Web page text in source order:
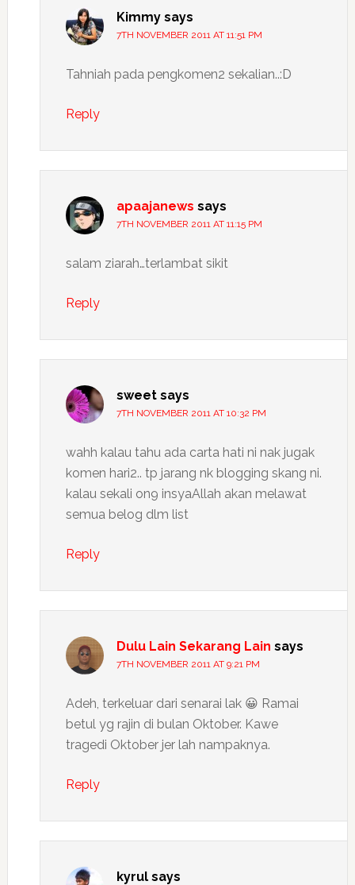
Kimmy says
7TH NOVEMBER 2011 AT 11:51 PM
Tahniah pada pengkomen2 sekalian..:D
Reply
apaajanews says
7TH NOVEMBER 2011 AT 11:15 PM
salam ziarah…terlambat sikit
Reply
sweet says
7TH NOVEMBER 2011 AT 10:32 PM
wahh kalau tahu ada carta hati ni nak jugak
komen hari2.. tp jarang nk blogging skang ni.
kalau sekali on9 insyaAllah akan melawat
semua belog dlm list
Reply
Dulu Lain Sekarang Lain says
7TH NOVEMBER 2011 AT 9:21 PM
Adeh, terkeluar dari senarai lak 😀 Ramai
betul yg rajin di bulan Oktober. Kawe
tragedi Oktober jer lah nampaknya.
Reply
kyrul says